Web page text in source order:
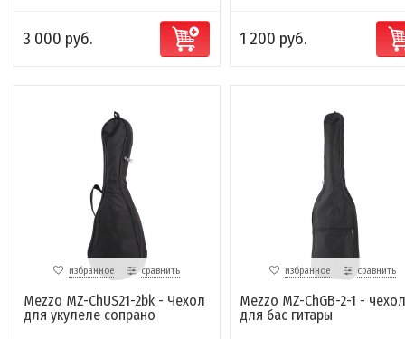
3 000 руб. 1 200 руб.
избранное сравнить
Mezzo MZ-ChUS21-2bk - Чехол
для укулеле сопрано
избранное сравнить
Mezzo MZ-ChGB-2-1 - чехол
для бас гитары